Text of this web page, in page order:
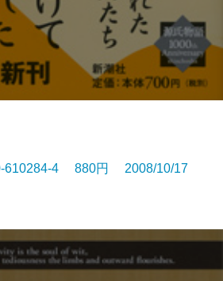
610284-4 880円 2008/10/17